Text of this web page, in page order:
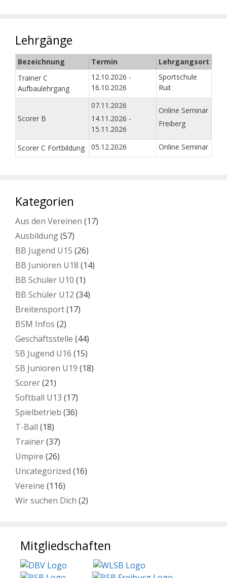
Lehrgänge
Bezeichnung Termin
Lehrgangsort
Trainer C
Aufbaulehrgang
12.10.2026 -
16.10.2026
Sportschule
Ruit
Scorer B
07.11.2026
14.11.2026 -
15.11.2026
Online Seminar
Freiberg
Scorer C Fortbildung 05.12.2026 Online Seminar
Kategorien
Aus den Vereinen (17)
Ausbildung(57)
BB Jugend U15 (26)
BB Junioren U18 (14)
BB Schüler U10 (1)
BB Schüler U12 (34)
Breitensport(17)
BSM Infos (2)
Geschäftsstelle (44)
SB Jugend U16 (15)
SB Junioren U19 (18)
Scorer(21)
Softball U13 (17)
Spielbetrieb (36)
T-Ball (18)
Trainer(37)
Umpire (26)
Uncategorized (16)
Vereine (116)
Wir suchen Dich (2)
Mitgliedschaften